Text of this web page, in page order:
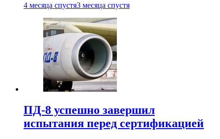
4 месяца спустя3 месяца спустя
ПД-8 успешно завершил
испытания перед сертификацией